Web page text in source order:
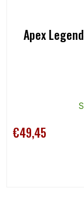
Apex
€49,45